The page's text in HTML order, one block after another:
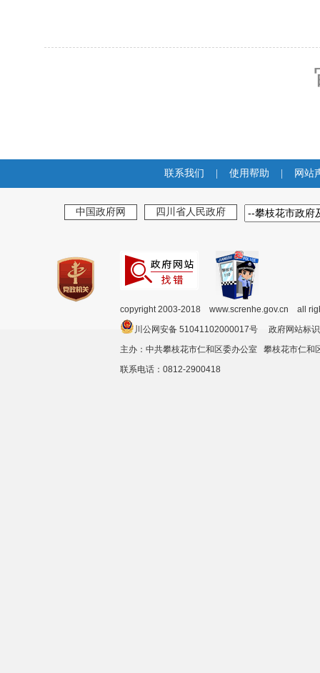
联系我们 使用帮助 网站
中国政府网 四川省人民政府
copyright 2003-2018 www.screnhe.gov.cn all
川公网安备 51041102000017号 政府网站
主办：中共攀枝花市仁和区委办公室 攀枝花市仁
联系电话：0812-2900418